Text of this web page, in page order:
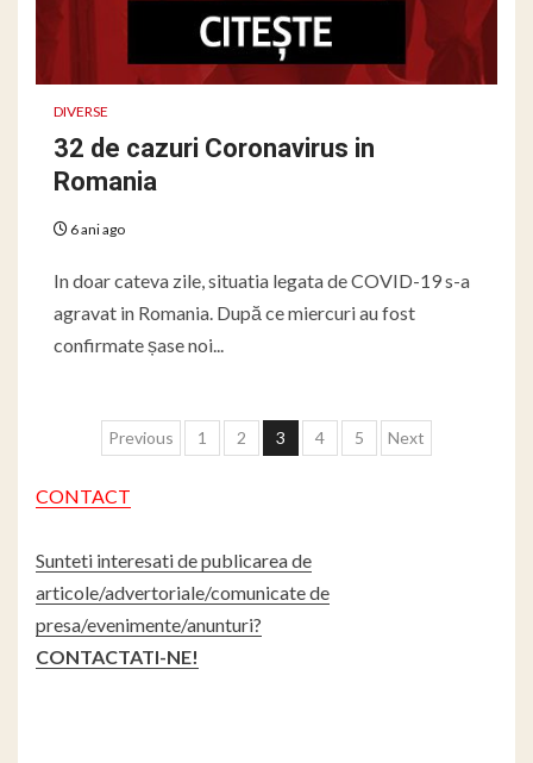
DIVERSE
32 de cazuri Coronavirus in
Romania
6 ani ago
In doar cateva zile, situatia legata de COVID-19 s-a
agravat in Romania. După ce miercuri au fost
confirmate șase noi...
Paginație
Previous 1 2 3 4 5 Next
CONTACT
Sunteti interesati de publicarea de
articole/advertoriale/comunicate de
presa/evenimente/anunturi?
CONTACTATI-NE!